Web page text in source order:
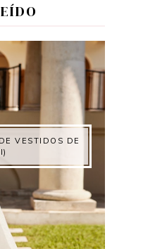
VESTIDOS DE